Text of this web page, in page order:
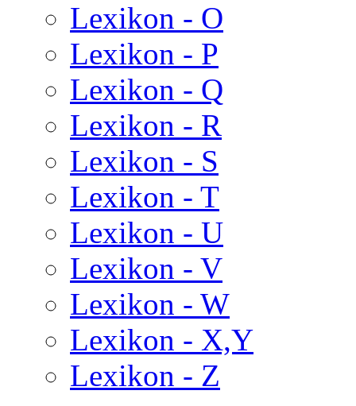
Lexikon - O
Lexikon - P
Lexikon - Q
Lexikon - R
Lexikon - S
Lexikon - T
Lexikon - U
Lexikon - V
Lexikon - W
Lexikon - X,Y
Lexikon - Z